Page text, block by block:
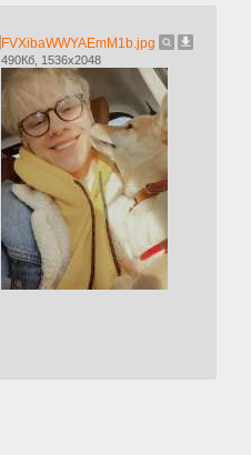
FVXibaWWYAEmM1b.jpg
490Кб, 1536x2048